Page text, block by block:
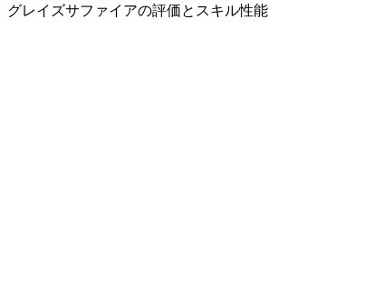
グレイズサファイアの評価とスキル性能